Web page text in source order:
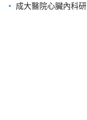
成大醫院心臟內科